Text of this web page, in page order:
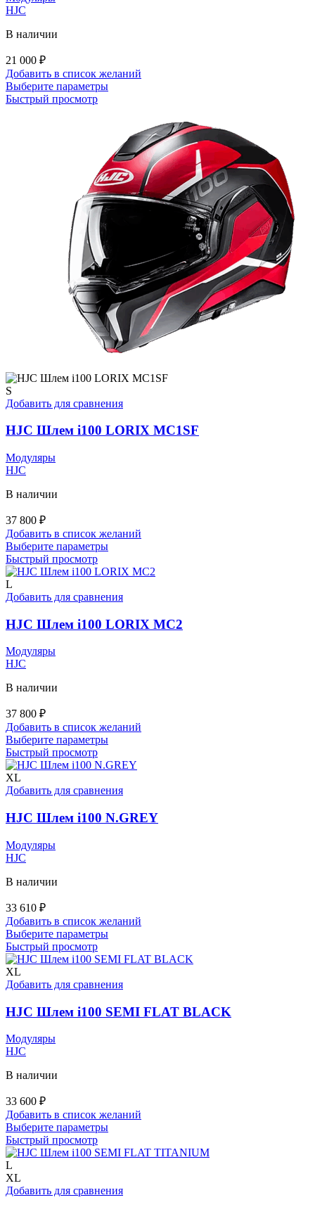
HJC
В наличии
21 000 ₽
Добавить в список желаний
Выберите параметрыЭтот
вариаций.
Опции
можно
выбрать
на
странице
товара.
Быстрый просмотр
S
Добавить для сравнения
HJC Шлем i100 LORIX MC1SF
Модуляры
HJC
В наличии
37 800 ₽
Добавить в список желаний
Выберите параметрыЭтот
имеет
вариаций.
можно
выбрать
Быстрый просмотр
L
Добавить для сравнения
HJC Шлем i100 LORIX MC2
Модуляры
HJC
В наличии
37 800 ₽
Добавить в список желаний
Выберите параметрыЭтот
имеет
вариаций.
можно
выбрать
Быстрый просмотр
XL
Добавить для сравнения
HJC Шлем i100 N.GREY
Модуляры
HJC
В наличии
33 610 ₽
Добавить в список желаний
Выберите параметрыЭтот
имеет
вариаций.
можно
выбрать
Быстрый просмотр
XL
Добавить для сравнения
HJC Шлем i100 SEMI FLAT BLACK
Модуляры
HJC
В наличии
33 600 ₽
Добавить в список желаний
Выберите параметрыЭтот
имеет
Опции
Быстрый просмотр
L
XL
Добавить для сравнения